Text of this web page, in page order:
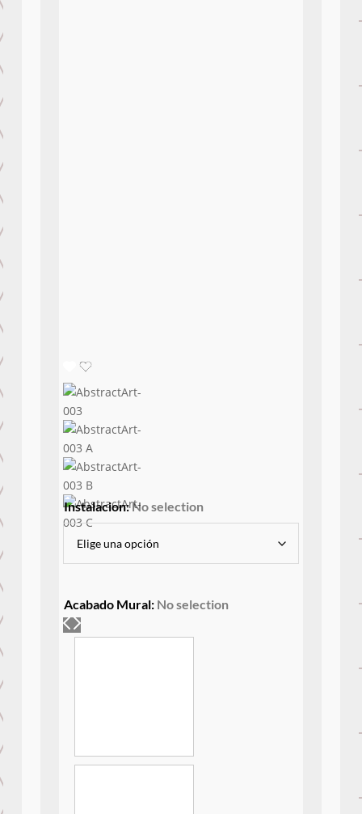
Instalacion:No selection
Acabado Mural: No selection